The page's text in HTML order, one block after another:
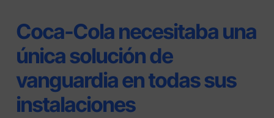
Coca-Cola necesitaba una
única solución de
vanguardia en todas sus
instalaciones